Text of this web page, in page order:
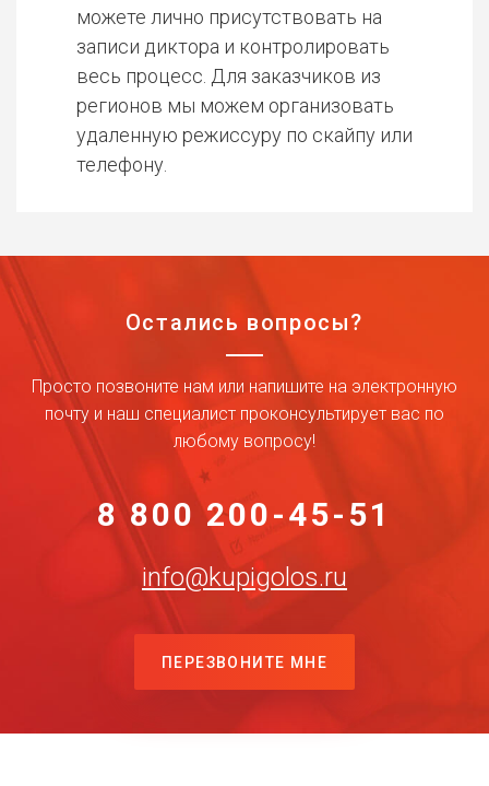
можете лично присутствовать на
записи диктора и контролировать
весь процесс. Для заказчиков из
регионов мы можем организовать
удаленную режиссуру по скайпу или
телефону.
Остались вопросы?
Просто позвоните нам или напишите на электронную
почту и наш специалист проконсультирует вас по
любому вопросу!
8 800 200-45-51
info@kupigolos.ru
ПЕРЕЗВОНИТЕ МНЕ